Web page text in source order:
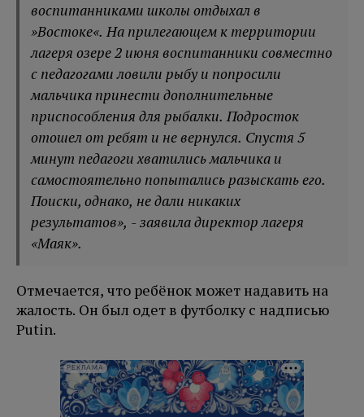
воспитанниками школы отдыхал в
»Востоке«. На прилегающем к территории
лагеря озере 2 июня воспитанники совместно
с педагогами ловили рыбу и попросили
мальчика принести дополнительные
приспособления для рыбалки. Подросток
отошел от ребят и не вернулся. Спустя 5
минут педагоги хватились мальчика и
самостоятельно попытались разыскать его.
Поиски, однако, не дали никаких
результатов», - заявила директор лагеря
«Маяк».
Отмечается, что ребёнок может надавить на
жалость. Он был одет в футболку с надписью
Putin.
РЕКЛАМА